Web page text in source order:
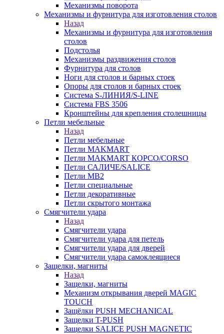
Механизмы поворота
Механизмы и фурнитура для изготовления столов
Назад
Механизмы и фурнитура для изготовления
столов
Подстолья
Механизмы раздвижения столов
Фурнитура для столов
Ноги для столов и барных стоек
Опоры для столов и барных стоек
Система S-ЛИНИЯ/S-LINE
Система FBS 3506
Кронштейны для крепления столешницы
Петли мебельные
Назад
Петли мебельные
Петли MAKMART
Петли MAKMART КОРСО/CORSO
Петли САЛИЧЕ/SALICE
Петли MB2
Петли специальные
Петли декоративные
Петли скрытого монтажа
Смягчители удара
Назад
Смягчители удара
Смягчители удара для петель
Смягчители удара для дверей
Cмягчители удара самоклеящиеся
Защелки, магниты
Назад
Защелки, магниты
Механизм открывания дверей MAGIC
TOUCH
Защёлки PUSH MECHANICAL
Защелки T-PUSH
Защелки SALICE PUSH MAGNETIC